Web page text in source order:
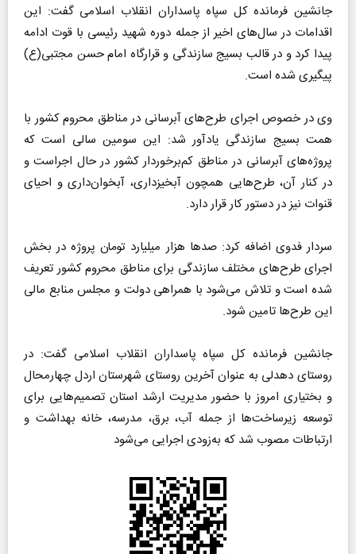
جانشین فرمانده کل سپاه پاسداران انقلاب اسلامی گفت: این
اقدامات در سال‌های اخیر از جمله دوره شهید رئیسی با قوت ادامه
پیدا کرد و در قالب بسیج سازندگی و قرارگاه امام حسن مجتبی(ع)
پیگیری شده است.
وی در خصوص اجرای طرح‌های آبرسانی در مناطق محروم کشور با
همت بسیج سازندگی یادآور شد: این سومین سالی است که
پروژه‌های آبرسانی در مناطق کم‌برخوردار کشور در حال اجراست و
در کنار آن، طرح‌هایی همچون آبخیزداری، آبخوان‌داری و احیای
قنوات نیز در دستور کار قرار دارد.
سردار فدوی اضافه کرد: صدها هزار میلیارد تومان پروژه در بخش
اجرای طرح‌های مختلف سازندگی برای مناطق محروم کشور تعریف
شده است و تلاش می‌شود با همراهی دولت و مجلس منابع مالی
این طرح‌ها تامین شود.
جانشین فرمانده کل سپاه پاسداران انقلاب اسلامی گفت: در
روستای دهدلی به عنوان آخرین روستای شهرستان اردل چهارمحال
و بختیاری امروز با حضور مدیریت ارشد استان تصمیم‌هایی برای
توسعه زیرساخت‌ها از جمله آب، برق، مدرسه، خانه بهداشت و
ارتباطات مصوب شد که به‌زودی اجرایی می‌شود